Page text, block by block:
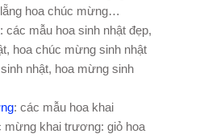
hoa chúc mừng…
: các mẫu hoa sinh nhật đẹp,
hoa chúc mừng sinh nhật
nhật, hoa mừng sinh
: các mẫu hoa khai
mừng khai trương: giỏ hoa